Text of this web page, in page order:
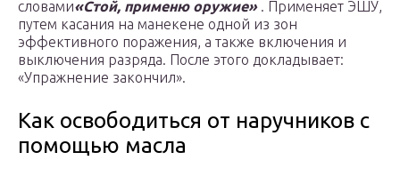
словами«Стой, применю оружие». Применяет ЭШУ,
путем касания на манекене одной из зон
эффективного поражения, а также включения и
выключения разряда. После этого докладывает:
«Упражнение закончил».
Как освободиться от наручников с
помощью масла